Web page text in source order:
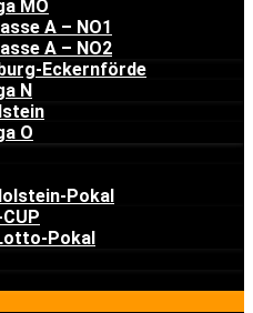
MO
A – NO1
A – NO2
Eckernförde
N
O
Pokal
Pokal